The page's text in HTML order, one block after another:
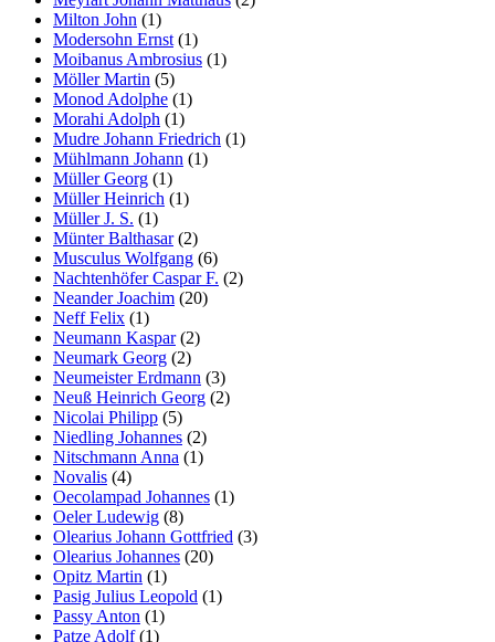
Milton John (1)
Modersohn Ernst (1)
Moibanus Ambrosius (1)
Möller Martin (5)
Monod Adolphe (1)
Morahi Adolph (1)
Mudre Johann Friedrich (1)
Mühlmann Johann (1)
Müller Georg (1)
Müller Heinrich (1)
Müller J. S. (1)
Münter Balthasar(2)
Musculus Wolfgang (6)
Nachtenhöfer Caspar F. (2)
Neander Joachim (20)
Neff Felix (1)
Neumann Kaspar(2)
Neumark Georg (2)
Neumeister Erdmann (3)
Neuß Heinrich Georg (2)
Nicolai Philipp (5)
Niedling Johannes (2)
Nitschmann Anna (1)
Novalis (4)
Oecolampad Johannes (1)
Oeler Ludewig (8)
Olearius Johann Gottfried (3)
Olearius Johannes (20)
Opitz Martin (1)
Pasig Julius Leopold (1)
Passy Anton (1)
Patze Adolf(1)